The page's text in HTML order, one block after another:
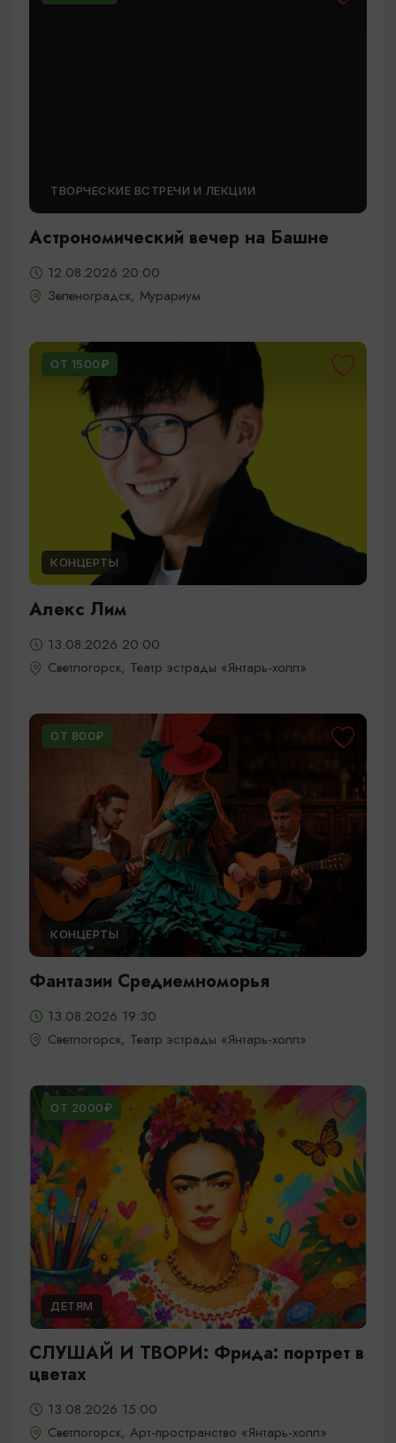
ТВОРЧЕСКИЕ ВСТРЕЧИ И ЛЕКЦИИ
Астрономический вечер на Башне
12.08.2026 20:00
Зеленоградск, Мурариум
ОТ 1500₽
КОНЦЕРТЫ
Алекс Лим
13.08.2026 20:00
Светлогорск, Театр эстрады «Янтарь-холл»
ОТ 800₽
КОНЦЕРТЫ
Фантазии Средиемноморья
13.08.2026 19:30
Светлогорск, Театр эстрады «Янтарь-холл»
ОТ 2000₽
ДЕТЯМ
СЛУШАЙ И ТВОРИ: Фрида: портрет в
цветах
13.08.2026 15:00
Светлогорск, Арт-пространство «Янтарь-холл»